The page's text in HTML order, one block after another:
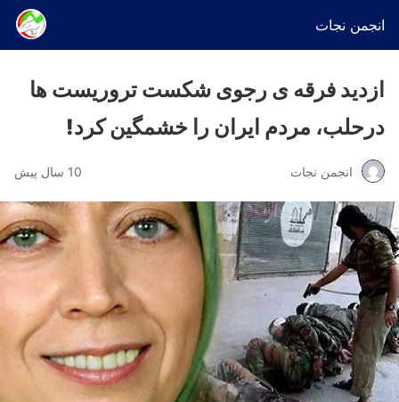
انجمن نجات
ازدید فرقه ی رجوی شکست تروریست ها
درحلب، مردم ایران را خشمگین کرد!
انجمن نجات 10 سال پیش